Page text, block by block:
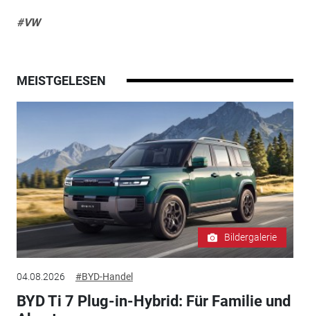
#VW
MEISTGELESEN
Bildergalerie
04.08.2026 #BYD-Handel
BYD Ti 7 Plug-in-Hybrid: Für Familie und